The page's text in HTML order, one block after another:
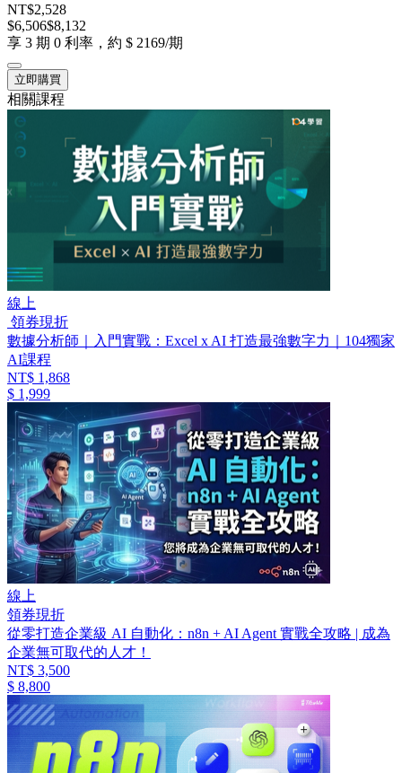
NT$2,528
$6,506$8,132
享 3 期 0 利率，約 $ 2169/期
立即購買
相關課程
線上
領券現折
數據分析師｜入門實戰：Excel x AI 打造最強數字力｜104獨家
AI課程
NT$ 1,868
$ 1,999
線上
領券現折
從零打造企業級 AI 自動化：n8n + AI Agent 實戰全攻略 | 成為
企業無可取代的人才！
NT$ 3,500
$ 8,800